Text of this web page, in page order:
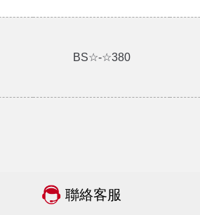
BS☆-☆380
聯絡客服